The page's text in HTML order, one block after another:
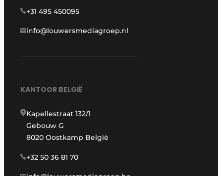
+31 495 450095
info@louwersmediagroep.nl
KANTOOR BELGIË
Kapellestraat 132/1
Gebouw G
8020 Oostkamp België
+32 50 36 81 70